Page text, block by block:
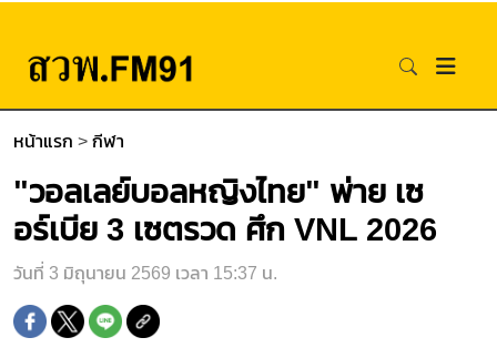
หน้าแรก > กีฬา
"วอลเลย์บอลหญิงไทย" พ่าย เซ
อร์เบีย 3 เซตรวด ศึก VNL 2026
วันที่ 3 มิถุนายน 2569 เวลา 15:37 น.